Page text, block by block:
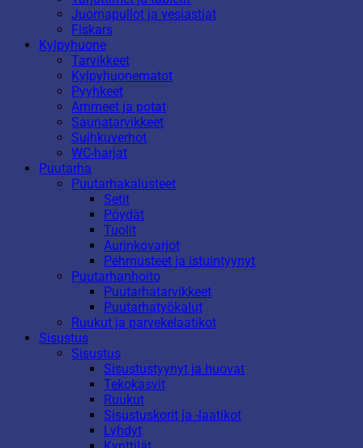
Juomapullot ja vesiastiat
Fiskars
Kylpyhuone
Tarvikkeet
Kylpyhuonematot
Pyyhkeet
Ammeet ja potat
Saunatarvikkeet
Suihkuverhot
WC-harjat
Puutarha
Puutarhakalusteet
Setit
Pöydät
Tuolit
Aurinkovarjot
Pehmusteet ja istuintyynyt
Puutarhanhoito
Puutarhatarvikkeet
Puutarhatyökalut
Ruukut ja parvekelaatikot
Sisustus
Sisustus
Sisustustyynyt ja huovat
Tekokasvit
Ruukut
Sisustuskorit ja -laatikot
Lyhdyt